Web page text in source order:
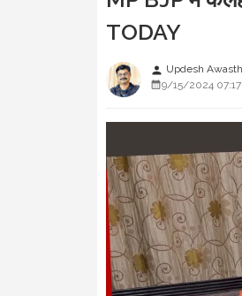
TODAY
person Updesh
9/15/2024